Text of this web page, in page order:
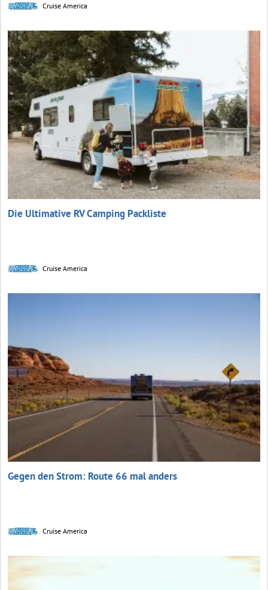
Cruise America
Die Ultimative RV Camping Packliste
Cruise America
Gegen den Strom: Route 66 mal anders
Cruise America